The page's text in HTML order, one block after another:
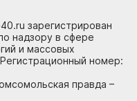
зарегистрирован
надзору в сфере
и массовых
номер:
правда –